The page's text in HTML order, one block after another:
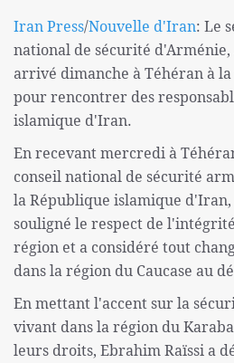
Iran Press/Nouvelle d'Iran: Le
national de sécurité
arrivé dimanche à Téhéran à
pour rencontrer des
islamique d'Iran.
En recevant mercredi à
conseil national de sécurité
la République islamique d'Iran,
souligné le respect de
région et a considéré tout
dans la région du Caucase au
En mettant l'accent sur la
vivant dans la région du
leurs droits, Ebrahim Raïssi a